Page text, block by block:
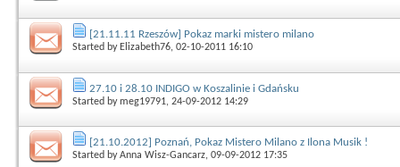
[21.11.11 Rzeszów] Pokaz marki mistero milano
Started by Elizabeth76, 02-10-2011 16:10
27.10 i 28.10 INDIGO w Koszalinie i Gdańsku
Started bymeg19791, 24-09-2012 14:29
[21.10.2012] Poznań, Pokaz Mistero Milano z Ilona Musik !
Started byAnna Wisz-Gancarz, 09-09-2012 17:35